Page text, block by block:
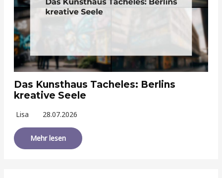
Das Kunsthaus Tacheles: Berlins
kreative Seele
Lisa 28.07.2026
Mehr lesen